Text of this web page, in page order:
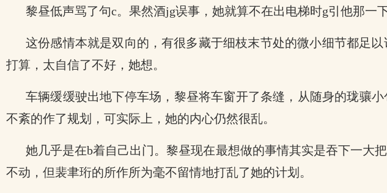
黎昼低声骂了句c。果然酒jg误事，她就算不在出电梯时g引他那一
这份感情本就是双向的，有很多藏于细枝末节处的微小细节都足
打算，太自信了不好，她想。
车辆缓缓驶出地下停车场，黎昼将车窗开了条缝，从随身的珑骧
不紊的作了规划，可实际上，她的内心仍然很乱。
她几乎是在b着自己出门。黎昼现在最想做的事情其实是吞下一大
不动，但裴聿珩的所作所为毫不留情地打乱了她的计划。